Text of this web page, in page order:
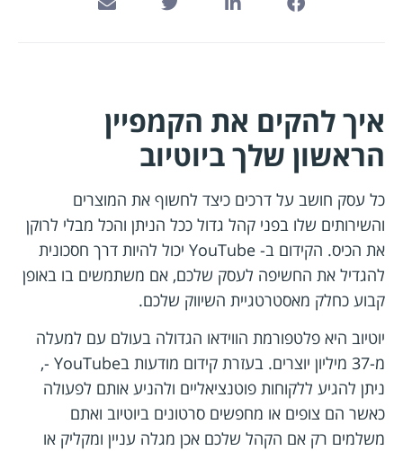
איך להקים את הקמפיין
הראשון שלך ביוטיוב
כל עסק חושב על דרכים כיצד לחשוף את המוצרים
והשירותים שלו בפני קהל גדול ככל הניתן והכל מבלי לרוקן
את הכיס. הקידום ב- YouTube יכול להיות דרך חסכונית
להגדיל את החשיפה לעסק שלכם, אם משתמשים בו באופן
קבוע כחלק מאסטרטגיית השיווק שלכם.
יוטיוב היא פלטפורמת הווידאו הגדולה בעולם עם למעלה
מ-37 מיליון יוצרים. בעזרת קידום מודעות בYouTube -,
ניתן להגיע ללקוחות פוטנציאליים ולהניע אותם לפעולה
כאשר הם צופים או מחפשים סרטונים ביוטיוב ואתם
משלמים רק אם הקהל שלכם אכן מגלה עניין ומקליק או